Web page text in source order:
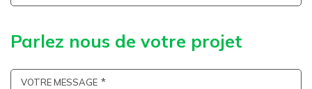
Parlez nous de votre projet
VOTRE MESSAGE